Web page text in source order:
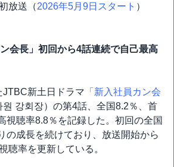
放送（2026年5月9日スタート ）
会長」初回から4話連続で自己最高
JTBC新土日ドラマ 「新入社員カン会
원 강회장）の第4話、全国8.2％、首
視聴率8.8％を記録した。初回の全国
の成長を続けており、放送開始から
聴率を更新している。